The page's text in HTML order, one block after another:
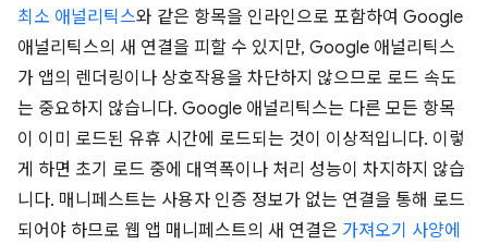
최소 애널리틱스와 같은 항목을 인라인으로 포함하여 Google
애널리틱스의 새 연결을 피할 수 있지만, Google 애널리틱스
가 앱의 렌더링이나 상호작용을 차단하지 않으므로 로드 속도
는 중요하지 않습니다. Google 애널리틱스는 다른 모든 항목
이 이미 로드된 유휴 시간에 로드되는 것이 이상적입니다. 이렇
게 하면 초기 로드 중에 대역폭이나 처리 성능이 차지하지 않습
니다. 매니페스트는 사용자 인증 정보가 없는 연결을 통해 로드
되어야 하므로 웹 앱 매니페스트의 새 연결은 가져오기 사양에